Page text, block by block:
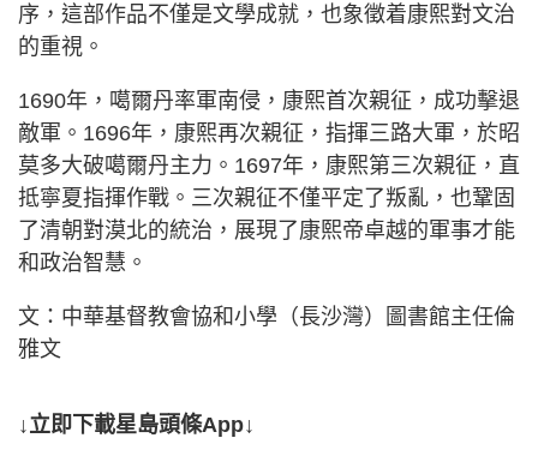
序，這部作品不僅是文學成就，也象徵着康熙對文治
的重視。
1690年，噶爾丹率軍南侵，康熙首次親征，成功擊退
敵軍。1696年，康熙再次親征，指揮三路大軍，於昭
莫多大破噶爾丹主力。1697年，康熙第三次親征，直
抵寧夏指揮作戰。三次親征不僅平定了叛亂，也鞏固
了清朝對漠北的統治，展現了康熙帝卓越的軍事才能
和政治智慧。
文：中華基督教會協和小學（長沙灣）圖書館主任倫
雅文
↓立即下載星島頭條App↓